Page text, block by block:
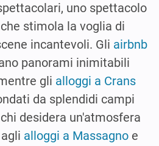
uno spettacolo
stimola la voglia di
incantevoli. Gli airbnb
panorami inimitabili
gli alloggi a Crans
da splendidi campi
desidera un'atmosfera
alloggi a Massagno e